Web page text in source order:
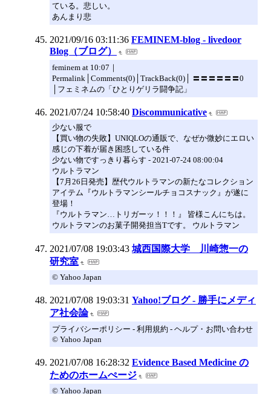
ている。悲しい。
あんまり悲
2021/09/16 03:11:36 FEMINEM-blog - livedoor
Blog（ブログ）
feminem at 10:07｜
Permalink│Comments(0)│TrackBack(0)│ 〓〓〓〓〓〓0
│フェミネムの「ひとりゲリラ闘争記」
2021/07/24 10:58:40 Discommunicative
少ない服で
【買い物の失敗】UNIQLOの通販で、なぜか微妙にエロい
感じの下着が届き困惑している件
少ない物ですっきり暮らす - 2021-07-24 08:00:04
ウルトラマン
【7月26日発売】歴代ウルトラマンの新たなコレクション
アイテム『ウルトラマンシールチョコスナック』が遂に
登場！
『ウルトラマン…トリガーッ！！！』 皆様こんにちは。
ウルトラマンのお菓子開発担当Tです。 ウルトラマン
2021/07/08 19:03:43 城西国際大学 川崎惣一の
研究室
© Yahoo Japan
2021/07/08 19:03:31 Yahoo!ブログ - 勝手にメディ
ア社会論
プライバシーポリシー - 利用規約 - ヘルプ・お問い合わせ
© Yahoo Japan
2021/07/08 16:28:32 Evidence Based Medicine の
ためのホームぺージ
© Yahoo Japan